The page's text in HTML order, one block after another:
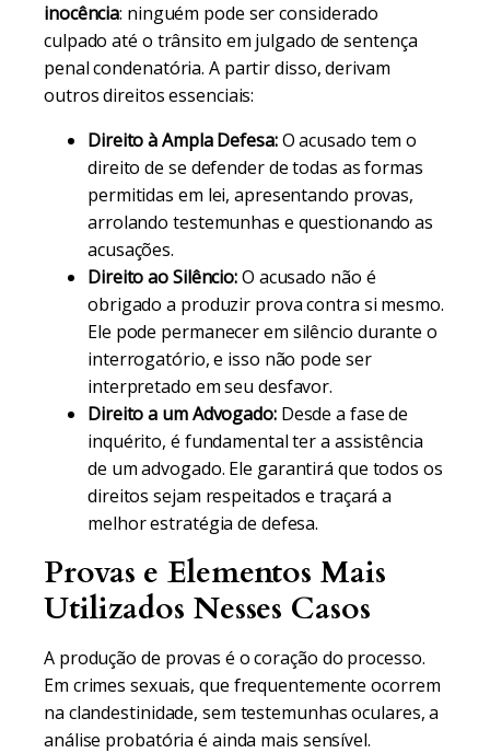
inocência: ninguém pode ser considerado
culpado até o trânsito em julgado de sentença
penal condenatória. A partir disso, derivam
outros direitos essenciais:
Direito à Ampla Defesa:O acusado tem o
direito de se defender de todas as formas
permitidas em lei, apresentando provas,
arrolando testemunhas e questionando as
acusações.
Direito ao Silêncio:O acusado não é
obrigado a produzir prova contra si mesmo.
Ele pode permanecer em silêncio durante o
interrogatório, e isso não pode ser
interpretado em seu desfavor.
Direito a um Advogado:Desde a fase de
inquérito, é fundamental ter a assistência
de um advogado. Ele garantirá que todos os
direitos sejam respeitados e traçará a
melhor estratégia de defesa.
Provas e Elementos Mais
Utilizados Nesses Casos
A produção de provas é o coração do processo.
Em crimes sexuais, que frequentemente ocorrem
na clandestinidade, sem testemunhas oculares, a
análise probatória é ainda mais sensível.